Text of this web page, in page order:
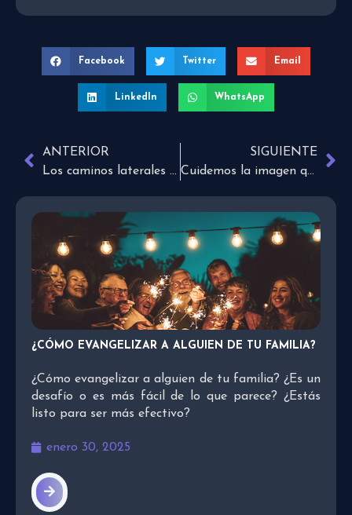
Facebook Twitter Email
LinkedIn WhatsApp
ANTERIOR
Los caminos laterales del conocimiento
SIGUIENTE
Cuidemos la imagen que dejamos ver
¿CÓMO EVANGELIZAR A ALGUIEN DE TU FAMILIA?
¿Cómo evangelizar a alguien de tu familia? ¿Es un
desafío o es más fácil de lo que parece? ¿Estás
listo para ser más efectivo?
enero 30, 2025